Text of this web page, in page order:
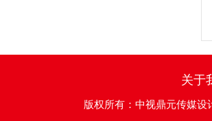
关于
版权所有：中视鼎元传媒设